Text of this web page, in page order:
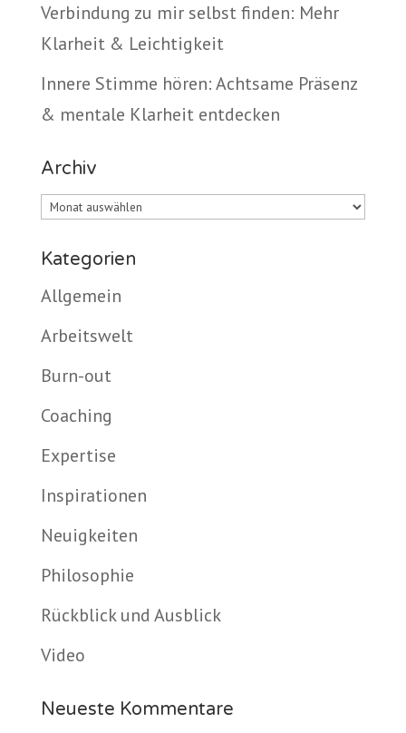
Verbindung zu mir selbst finden: Mehr
Klarheit & Leichtigkeit
Innere Stimme hören: Achtsame Präsenz
& mentale Klarheit entdecken
Archiv
Archiv
Kategorien
Allgemein
Arbeitswelt
Burn-out
Coaching
Expertise
Inspirationen
Neuigkeiten
Philosophie
Rückblick und Ausblick
Video
Neueste Kommentare